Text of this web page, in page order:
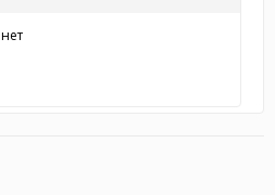
нет